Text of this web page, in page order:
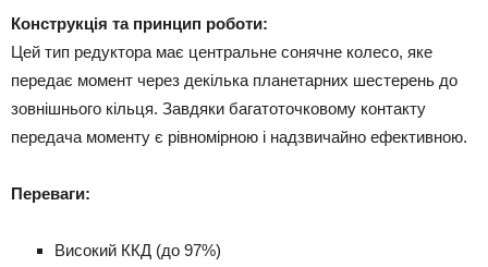
Конструкція та принцип роботи:
Цей тип редуктора має центральне сонячне колесо, яке
передає момент через декілька планетарних шестерень до
зовнішнього кільця. Завдяки багатоточковому контакту
передача моменту є рівномірною і надзвичайно ефективною.
Переваги:
Високий ККД (до 97%)